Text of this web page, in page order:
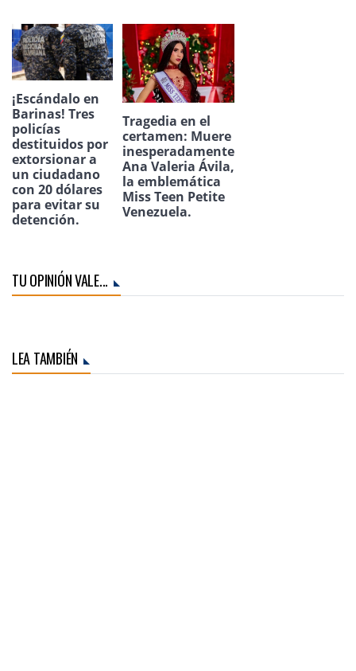
¡Escándalo en
Barinas! Tres
policías
destituidos por
extorsionar a
un ciudadano
con 20 dólares
para evitar su
detención.
Tragedia en el
certamen: Muere
inesperadamente
Ana Valeria Ávila,
la emblemática
Miss Teen Petite
Venezuela.
TU OPINIÓN VALE...
LEA TAMBIÉN